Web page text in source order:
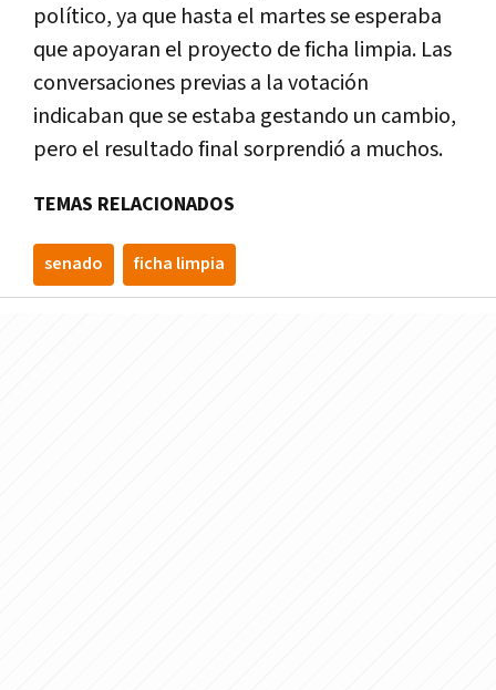
político, ya que hasta el martes se esperaba
que apoyaran el proyecto de ficha limpia. Las
conversaciones previas a la votación
indicaban que se estaba gestando un cambio,
pero el resultado final sorprendió a muchos.
TEMAS RELACIONADOS
senado ficha limpia